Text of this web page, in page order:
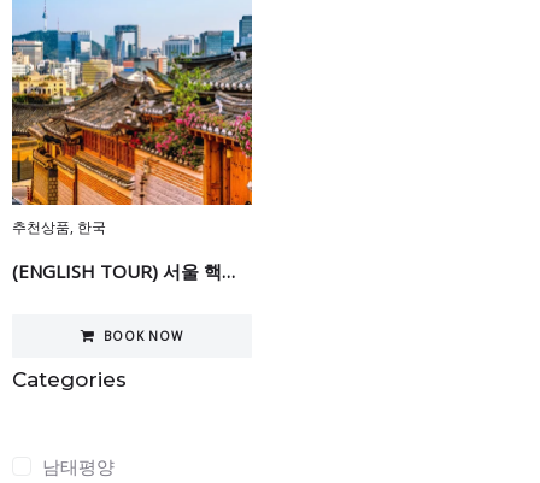
Categories
남태평양
추천상품, 한국
(ENGLISH TOUR) 서울 핵심 투어 5일
BOOK NOW